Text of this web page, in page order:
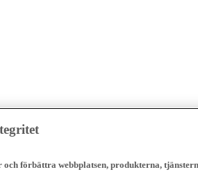
förbättra webbplatsen, produkterna,